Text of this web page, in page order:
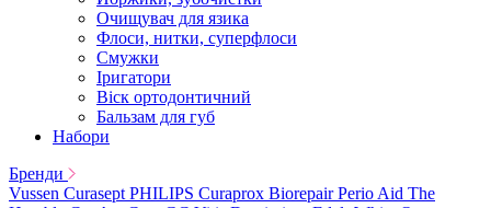
Очищувач для язика
Флоси, нитки, суперфлоси
Смужки
Іригатори
Віск ортодонтичний
Бальзам для губ
Набори
Бренди
Vussen Curasept PHILIPS Curaprox Biorepair Perio Aid The